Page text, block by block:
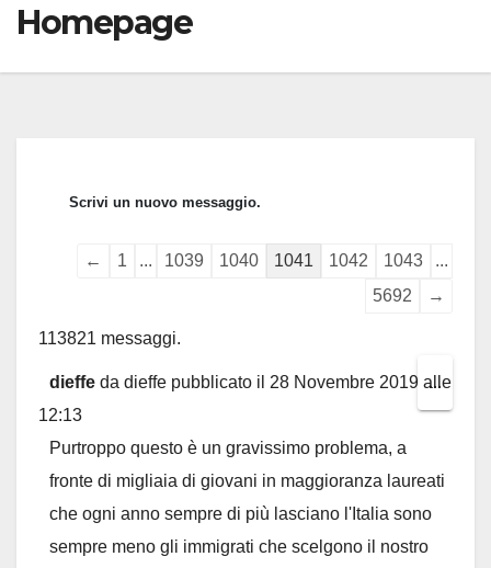
Homepage
Guestbook
← 1 ... 1039 1040 1041 1042 1043
...
5692
→
113821 messaggi.
dieffe da dieffe pubblicato il 28 Novembre 2019 alle
12:13
Purtroppo questo è un gravissimo problema, a
fronte di migliaia di giovani in maggioranza laureati
che ogni anno sempre di più lasciano l'Italia sono
sempre meno gli immigrati che scelgono il nostro
...Toggle
this